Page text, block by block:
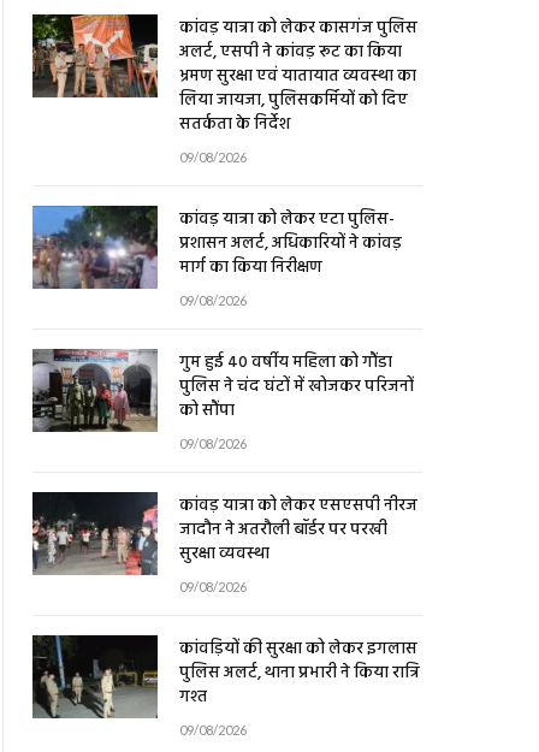
कांवड़ यात्रा को लेकर कासगंज पुलिस
अलर्ट, एसपी ने कांवड़ रूट का किया
भ्रमण सुरक्षा एवं यातायात व्यवस्था का
लिया जायजा, पुलिसकर्मियों को दिए
सतर्कता के निर्देश
09/08/2026
कांवड़ यात्रा को लेकर एटा पुलिस-
प्रशासन अलर्ट, अधिकारियों ने कांवड़
मार्ग का किया निरीक्षण
09/08/2026
गुम हुई 40 वर्षीय महिला को गौंडा
पुलिस ने चंद घंटों में खोजकर परिजनों
को सौंपा
09/08/2026
कांवड़ यात्रा को लेकर एसएसपी नीरज
जादौन ने अतरौली बॉर्डर पर परखी
सुरक्षा व्यवस्था
09/08/2026
कांवड़ियों की सुरक्षा को लेकर इगलास
पुलिस अलर्ट, थाना प्रभारी ने किया रात्रि
गश्त
09/08/2026